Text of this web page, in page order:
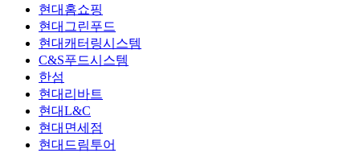
현대홈쇼핑
현대그린푸드
현대캐터링시스템
C&S푸드시스템
한섬
현대리바트
현대L&C
현대면세점
현대드림투어